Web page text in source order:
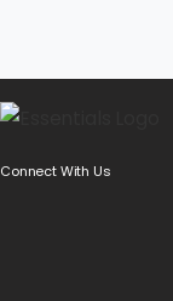
Connect With Us